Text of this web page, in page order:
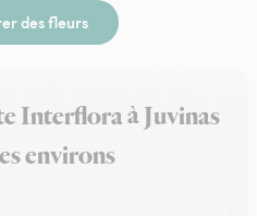
des fleurs
Interflora à Juvinas
environs